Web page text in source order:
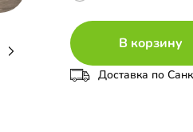
В корзину
Доставка по